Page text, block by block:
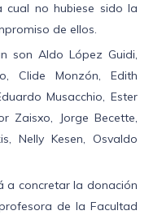
cual no hubiese sido la
de ellos.
son Aldo López Guidi,
Clide Monzón, Edith
Musacchio, Ester
Zaisxo, Jorge Becette,
Nelly Kesen, Osvaldo
a concretar la donación
de la Facultad